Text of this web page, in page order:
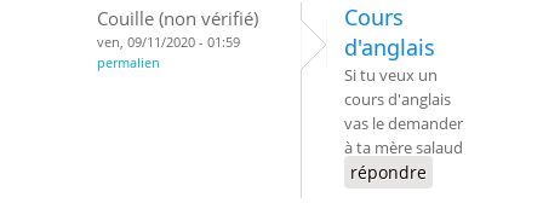
Couille (non vérifié)
ven, 09/11/2020 - 01:59
permalien
Cours
d'anglais
Si tu veux un
cours d'anglais
vas le demander
à ta mère salaud
répondre